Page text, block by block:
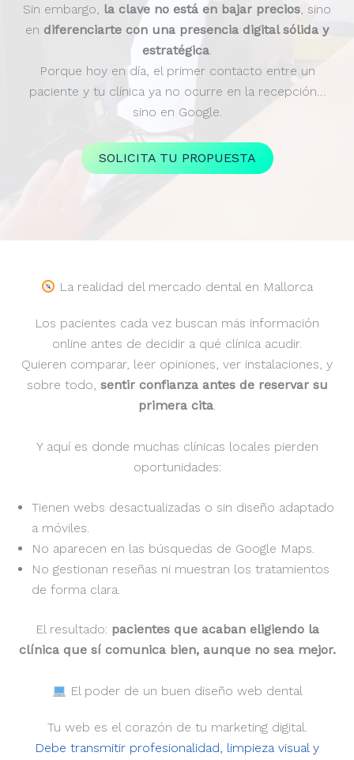
Sin embargo, la clave no está en bajar precios , sino
en diferenciarte con una presencia digital sólida y
estratégica
Porque hoy en día, el primer contacto entre un
paciente y tu clínica ya no ocurre en la recepción…
sino en Google.
SOLICITA TU PROPUESTA
La realidad del mercado dental en Mallorca
Los pacientes cada vez buscan más información
online antes de decidir a qué clínica acudir.
Quieren comparar, leer opiniones, ver instalaciones, y
sobre todo, sentir confianza antes de reservar su
primera cita.
Y aquí es donde muchas clínicas locales pierden
oportunidades:
Tienen webs desactualizadas o sin diseño adaptado
a móviles.
No aparecen en las búsquedas de Google Maps.
No gestionan reseñas ni muestran los tratamientos
de forma clara.
El resultado: pacientes que acaban eligiendo la
clínica que sí comunica bien, aunque no sea mejor.
El poder de un buen diseño web dental
Tu web es el corazón de tu marketing digital.
Debe transmitir profesionalidad, limpieza visual y